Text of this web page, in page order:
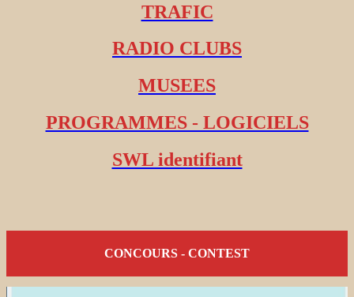
TRAFIC
RADIO CLUBS
MUSEES
PROGRAMMES - LOGICIELS
SWL identifiant
CONCOURS - CONTEST